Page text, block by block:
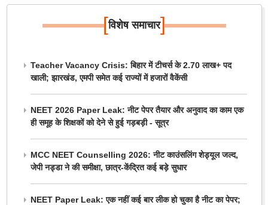
[विशेष समाचार]
Teacher Vacancy Crisis: बिहार में टीचर्स के 2.70 लाख+ पद
खाली; झारखंड, एमपी समेत कई राज्यों में हजारों वैकेंसी
NEET 2026 Paper Leak: नीट पेपर तैयार और अनुवाद का काम एक
ही समूह के शिक्षकों को देने से हुई गड़बड़ी - सूत्र
MCC NEET Counselling 2026: नीट काउंसलिंग शेड्यूल जल्द,
जेपी नड्डा ने की समीक्षा, छात्र-केंद्रित कई बड़े सुधार
NEET Paper Leak: एक नहीं कई बार लीक हो चुका है नीट का पेपर;